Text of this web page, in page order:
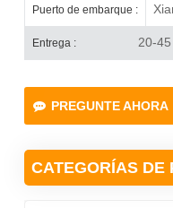
Puerto de embarque :
Entrega : 20-
PREGUNTE AHORA
CATEGORÍAS DE